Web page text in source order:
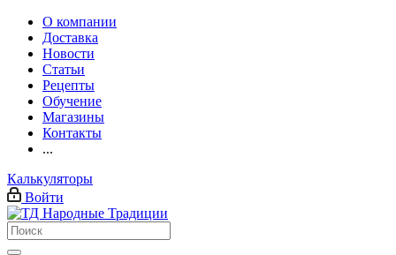
О компании
Доставка
Новости
Статьи
Рецепты
Обучение
Магазины
Контакты
...
Калькуляторы
Войти